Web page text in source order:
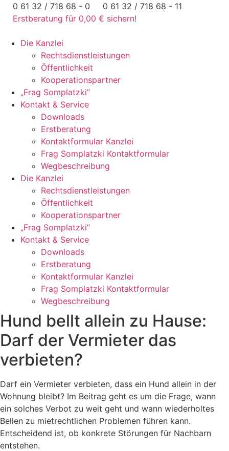
Zum
Inhalt
0 61 32 / 718 68 - 0
0 61 32 / 718 68 - 11
Erstberatung für 0,00 € sichern!
Die Kanzlei
Rechtsdienstleistungen
Öffentlichkeit
Kooperationspartner
„Frag Somplatzki“
Kontakt & Service
Downloads
Erstberatung
Kontaktformular Kanzlei
Frag Somplatzki Kontaktformular
Wegbeschreibung
Die Kanzlei
Rechtsdienstleistungen
Öffentlichkeit
Kooperationspartner
„Frag Somplatzki“
Kontakt & Service
Downloads
Erstberatung
Kontaktformular Kanzlei
Frag Somplatzki Kontaktformular
Wegbeschreibung
Hund bellt allein zu Hause:
Darf der Vermieter das
verbieten?
Darf ein Vermieter verbieten, dass ein Hund allein in der
Wohnung bleibt? Im Beitrag geht es um die Frage, wann
ein solches Verbot zu weit geht und wann wiederholtes
Bellen zu mietrechtlichen Problemen führen kann.
Entscheidend ist, ob konkrete Störungen für Nachbarn
entstehen.